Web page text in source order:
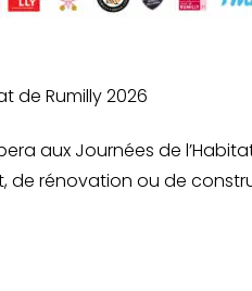
de Rumilly 2026
aux Journées de
de rénovation ou de